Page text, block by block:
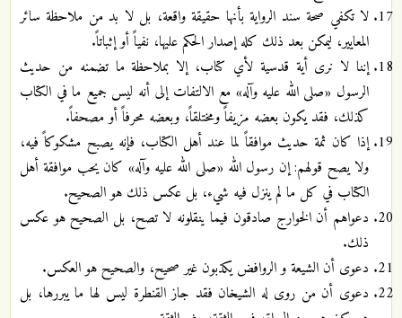
لا تكفي صحة سند الرواية بأنها حقيقة واقعة، بل لا بد من ملاحظة سائر
المعايير، ليمكن بعد ذلك كله إصدار الحكم عليها، نفياً أو إثباتاً.
إننا لا نرى أية قدسية لأي كتاب، إلا بملاحظة ما تضمنه من حديث
الرسول «صلى الله عليه وآله» مع الالتفات إلى أنه ليس جميع ما في الكتاب
كذلك، فقد يكون بعضه مزيفاً ومختلقاً، وبعضه محرفاً أو مصحفاً.
إذا كان ثمة حديث موافقاً لما عند أهل الكتاب، فإنه يصبح مشكوكاً فيه،
ولا يصح قولهم: إن رسول الله «صلى الله عليه وآله» كان يحب موافقة أهل
الكتاب في كل ما لم ينزل فيه شيء، بل عكس ذلك هو الصحيح.
دعواهم أن الخوارج صادقون فيما ينقلونه لا تصح، بل الصحيح هو عكس
ذلك.
دعوى أن الشيعة و الروافض يكذبون غير صحيح، والصحيح هو العكس.
دعوى أن من روى له الشيخان فقد جاز القنطرة ليس لها ما يبررها، بل